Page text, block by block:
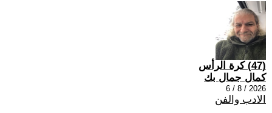
(47) كرة الرأس
كمال جمال بك
2026 / 8 / 6
الادب والفن